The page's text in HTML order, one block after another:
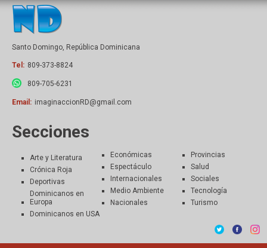
Santo Domingo, República Dominicana
Tel: 809-373-8824
809-705-6231
Email: imaginaccionRD@gmail.com
Secciones
Arte y Literatura
Crónica Roja
Deportivas
Dominicanos en
Europa
Dominicanos en USA
Económicas
Espectáculo
Internacionales
Medio Ambiente
Nacionales
Provincias
Salud
Sociales
Tecnología
Turismo